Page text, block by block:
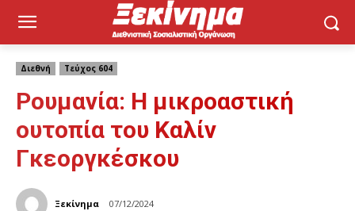
Διεθνή Τεύχος 604
Ρουμανία: Η μικροαστική
ουτοπία του Καλίν
Γκεοργκέσκου
Ξεκίνημα 07/12/2024